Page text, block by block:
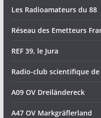
Les Radioamateurs du 88
Réseau des Emetteurs
REF 39, le Jura
Radio-club scientifique de
A09 OV Dreiländereck
A47 OV Markgräflerland